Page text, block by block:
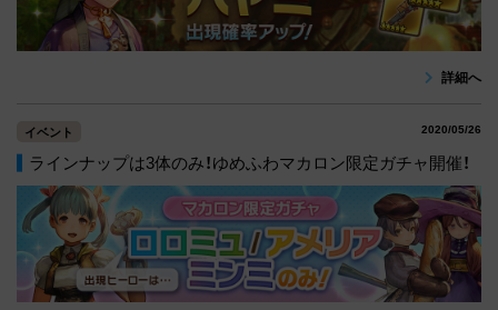
詳細へ
イベント 2020/05/26
ラインナップは3体のみ！ゆめふわマカロン限定ガチャ開催！